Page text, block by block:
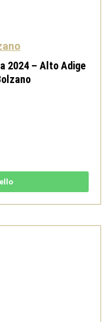
2024 – Alto Adige